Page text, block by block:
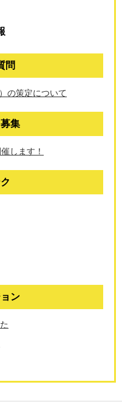
問
の策定について
集
します！
ン